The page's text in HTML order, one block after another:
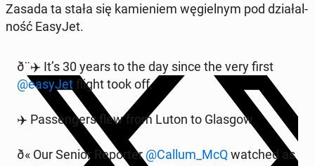
Zasada ta stała się kamie­niem węgiel­nym pod dzi­ałal­
ność EasyJet.
ð¨‍✈️ It’s 30 years to the day since the very first
@easyJet flight took off.
✈️ Pas­sen­gers flew from Luton to Glasgow.
ð« Our Senior Re­porter @Callum_McQwatched as